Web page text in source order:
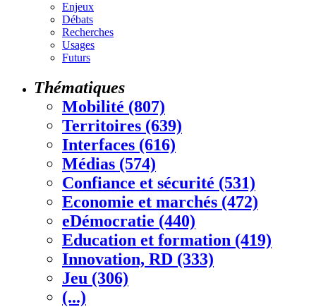
Enjeux
Débats
Recherches
Usages
Futurs
Thématiques
Mobilité (807)
Territoires (639)
Interfaces (616)
Médias (574)
Confiance et sécurité (531)
Economie et marchés (472)
eDémocratie (440)
Education et formation (419)
Innovation, RD (333)
Jeu (306)
(...)